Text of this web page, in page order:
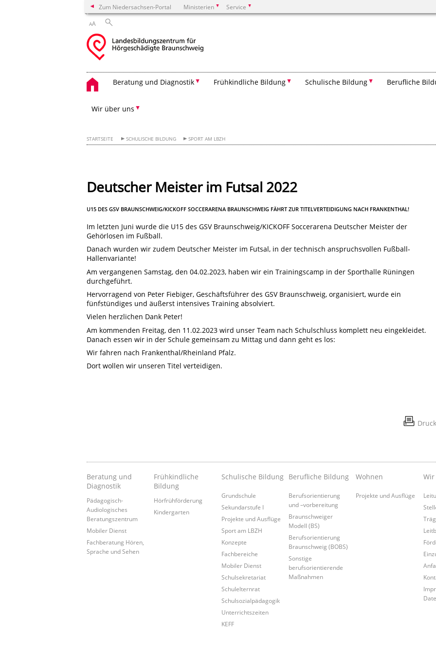
Zum Niedersachsen-Portal Ministerien Service
AA
Beratung und Diagnostik Frühkindliche Bildung Schulische Bildung Berufliche
Wir über uns
STARTSEITE SCHULISCHE BILDUNG SPORT AM LBZH
Deutscher Meister im Futsal 2022
U15 DES GSV BRAUNSCHWEIG/KICKOFF SOCCERARENA BRAUNSCHWEIG FÄHRT ZUR TITELVERTEIDIGUNG NACH FRANKENTHAL!
Im letzten Juni wurde die U15 des GSV Braunschweig/KICKOFF Soccerarena Deutscher Meister der
Gehörlosen im Fußball.
Danach wurden wir zudem Deutscher Meister im Futsal, in der technisch anspruchsvollen Fußball-
Hallenvariante!
Am vergangenen Samstag, den 04.02.2023, haben wir ein Trainingscamp in der Sporthalle Rüningen
durchgeführt.
Hervorragend von Peter Fiebiger, Geschäftsführer des GSV Braunschweig, organisiert, wurde ein
fünfstündiges und äußerst intensives Training absolviert.
Vielen herzlichen Dank Peter!
Am kommenden Freitag, den 11.02.2023 wird unser Team nach Schulschluss komplett neu eingekleidet.
Danach essen wir in der Schule gemeinsam zu Mittag und dann geht es los:
Wir fahren nach Frankenthal/Rheinland Pfalz.
Dort wollen wir unseren Titel verteidigen.
Beratung und
Diagnostik
Pädagogisch-
Audiologisches
Beratungszentrum
Mobiler Dienst
Fachberatung Hören,
Sprache und Sehen
Frühkindliche
Bildung
Hörfrühförderung
Kindergarten
Schulische Bildung
Grundschule
Sekundarstufe I
Projekte und Ausflüge
Sport am LBZH
Konzepte
Fachbereiche
Mobiler Dienst
Schulsekretariat
Schulelternrat
Schulsozialpädagogik
Unterrichtszeiten
KEFF
Berufliche Bildung
Berufsorientierung
und –vorbereitung
Braunschweiger
Modell (BS)
Berufsorientierung
Braunschweig (BOBS)
Sonstige
berufsorientierende
Maßnahmen
Wohnen
Projekte und Ausflüge